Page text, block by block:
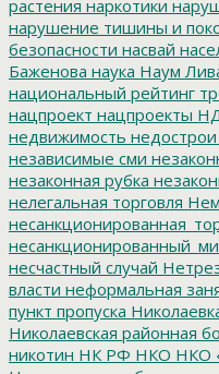
растения наркотики
нарушение тишины и
безопасности насвай
Баженова наука Наум
национальный рейтинг
нацпроект нацпроекты
недвижимость недострои
независимые сми
незаконная рубка
нелегальная торговля
несчастный случай
власти неформальная
пункт пропуска
Николаевская районная
никотин НК РФ НКО НКО